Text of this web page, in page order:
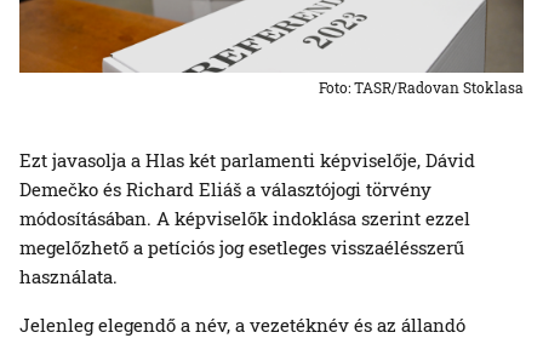
Foto: TASR/Radovan Stoklasa
Ezt javasolja a Hlas két parlamenti képviselője, Dávid
Demečko és Richard Eliáš a választójogi törvény
módosításában. A képviselők indoklása szerint ezzel
megelőzhető a petíciós jog esetleges visszaélésszerű
használata.
Jelenleg elegendő a név, a vezetéknév és az állandó